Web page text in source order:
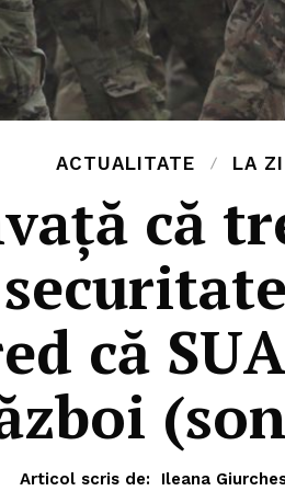
ACTUALITATE LA ZI
că
că
Articol scris de: Ileana